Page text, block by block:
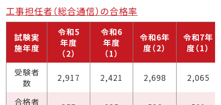
工事担任者（総合通信）の合格率
試験実
施年度
令和5
年度
（2）
令和6
年度
（1）
令和6年
度（2）
令和7年
度（1）
受験者
数
2,917 2,421 2,698 2,065
合格者